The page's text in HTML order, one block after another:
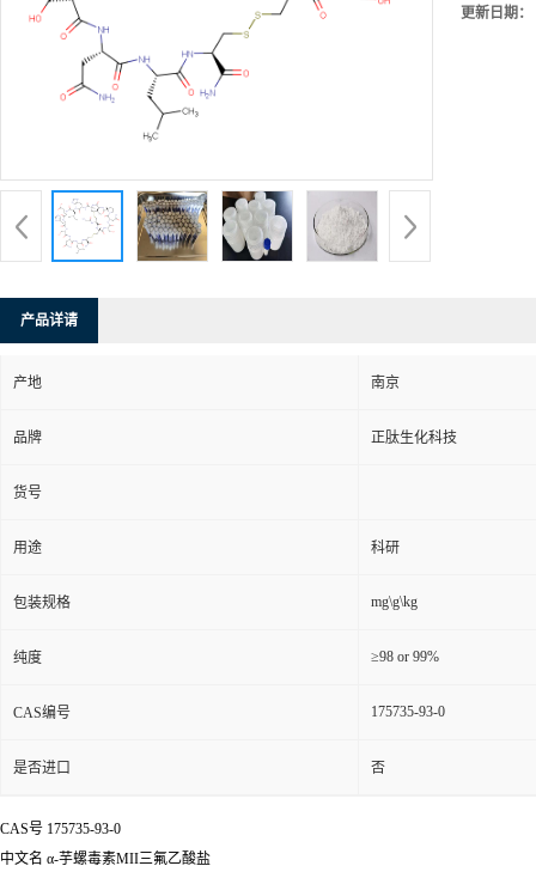
更新日期：
产品详请
产地 南京
品牌 正肽生化科技
货号
用途 科研
包装规格 mg\g\kg
纯度 ≥98 or 99%
CAS编号 175735-93-0
是否进口 否
CAS号 175735-93-0
中文名 α-芋螺毒素MII三氟乙酸盐